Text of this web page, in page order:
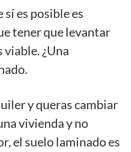
es posible es
tener que levantar
viable. ¿Una
y queras cambiar
vivienda y no
el suelo laminado es